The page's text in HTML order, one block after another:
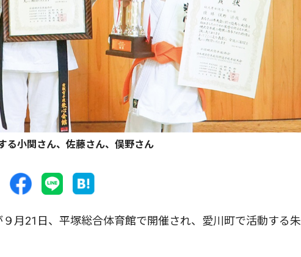
る小関さん、佐藤さん、俣野さん
月21日、平塚総合体育館で開催され、愛川町で活動する朱